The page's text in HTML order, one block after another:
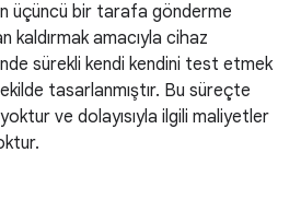
üçüncü bir tarafa gönderme
kaldırmak amacıyla cihaz
sürekli kendi kendini test etmek
tasarlanmıştır. Bu süreçte
ve dolayısıyla ilgili maliyetler